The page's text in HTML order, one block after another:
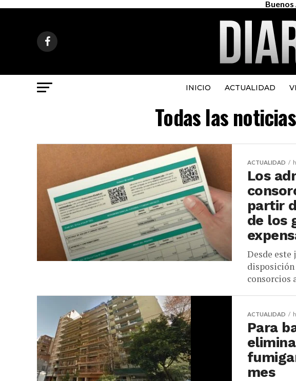
Buenos
INICIO ACTUALIDAD
Todas las
ACTUALIDAD
Los
partir
de los
Desde este
consorcios
ACTUALIDAD
Para
mes